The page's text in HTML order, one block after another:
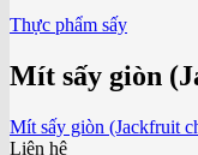
Thực phẩm sấy
Mít sấy giòn
Mít sấy giòn (Jackfruit
Liên hệ